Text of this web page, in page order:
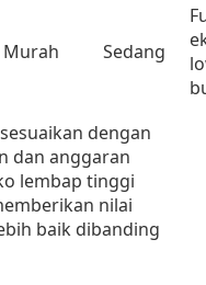
Murah Sedang
dengan
dan anggaran
lembap tinggi
nilai
baik dibanding